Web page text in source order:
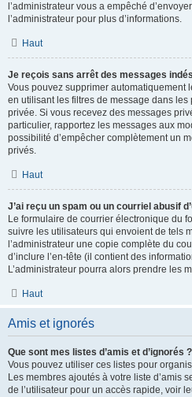
l’administrateur vous a empêché
l’administrateur pour plus d’informations.
Haut
Je reçois sans arrêt des messages
Vous pouvez supprimer automatiquement
en utilisant les filtres de message dans
privée. Si vous recevez des messages
particulier, rapportez les messages aux
possibilité d’empêcher complètement un
privés.
Haut
J’ai reçu un spam ou un courriel abusif
Le formulaire de courrier électronique du
suivre les utilisateurs qui envoient de tels
l’administrateur une copie complète du
d’inclure l’en-tête (il contient des
L’administrateur pourra alors prendre les
Haut
Amis et ignorés
Que sont mes listes d’amis et d’ignorés ?
Vous pouvez utiliser ces listes pour
Les membres ajoutés à votre liste d’amis
de l’utilisateur pour un accès rapide, voir